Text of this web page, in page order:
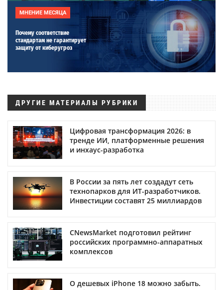
МНЕНИЕ МЕСЯЦА
Почему соответствие
стандартам не гарантирует
защиту от киберугроз
ДРУГИЕ МАТЕРИАЛЫ РУБРИКИ
Цифровая трансформация 2026: в
тренде ИИ, платформенные решения
и инхаус-разработка
В России за пять лет создадут сеть
технопарков для ИТ-разработчиков.
Инвестиции составят 25 миллиардов
CNewsMarket подготовил рейтинг
российских программно-аппаратных
комплексов
О дешевых iPhone 18 можно забыть.